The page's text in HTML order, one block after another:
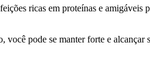
ricas em proteínas e amigáveis
pode se manter forte e alcançar